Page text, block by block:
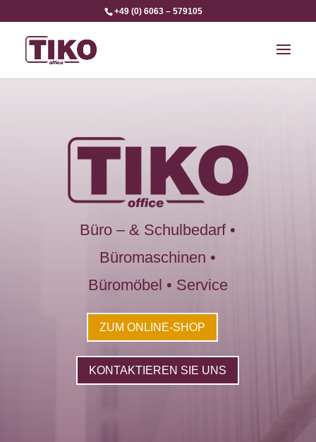
+49 (0) 6063 – 579105
Büro – & Schulbedarf •
Büromaschinen •
Büromöbel • Service
ZUM ONLINE-SHOP
KONTAKTIEREN SIE UNS